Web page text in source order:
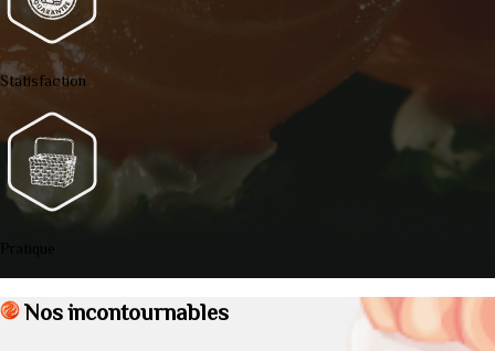
Statisfaction
Nos incontournables